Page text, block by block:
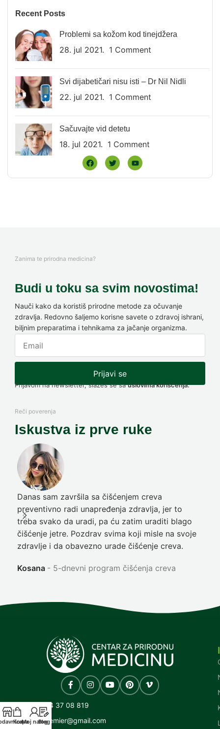
Recent Posts
Problemi sa kožom kod tinejdžera
28. jul 2021. 1 Comment
Svi dijabetičari nisu isti – Dr Nil Nidli
22. jul 2021. 1 Comment
Sačuvajte vid detetu
18. jul 2021. 1 Comment
Zanima te prirodna medicina?
Budi u toku sa svim novostima!
Nauči kako da koristiš prirodne metode za očuvanje
zdravlja. Redovno šaljemo korisne savete o zdravoj ishrani,
biljnim preparatima i tehnikama za jačanje organizma.
Prijavi se
Prijavom na newsletter, slažeš se sauslovima korišćenja.
Reči poverenja
Iskustva iz prve ruke
Danas sam završila sa čišćenjem creva
preventivno radi unapređenja zdravlja, jer to
treba svako da uradi, pa ću zatim uraditi blago
čišćenje jetre. Pozdrav svima koji misle na svoje
zdravlje i da obavezno urade čišćenje creva.
Kosana 5-dnevni program čišćenja creva
+381 64 37 08 819
cpm.premier@gmail.com
KorpaMoj nalog
Blog